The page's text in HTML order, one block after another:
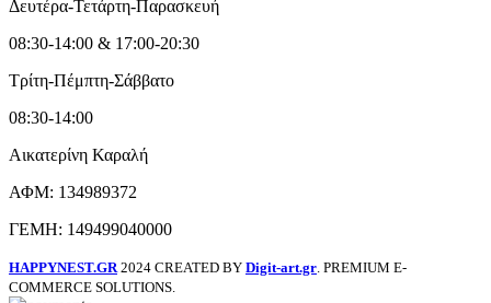
Δευτέρα-Τετάρτη-Παρασκευή
08:30-14:00 & 17:00-20:30
Τρίτη-Πέμπτη-Σάββατο
08:30-14:00
Αικατερίνη Καραλή
ΑΦΜ: 134989372
ΓΕΜΗ: 149499040000
HAPPYNEST.GR 2024 CREATED BY Digit-art.gr . PREMIUM E-
COMMERCE SOLUTIONS.